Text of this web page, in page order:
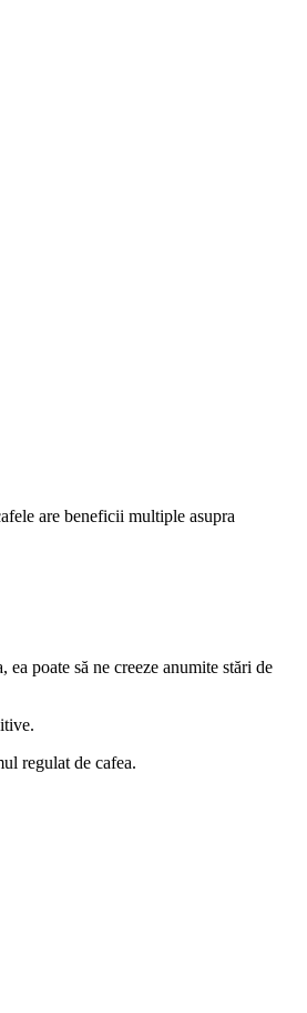
are beneficii multiple asupra
poate să ne creeze anumite stări de
regulat de cafea.